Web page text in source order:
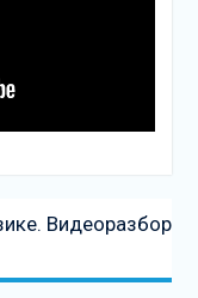
Видеоразбор